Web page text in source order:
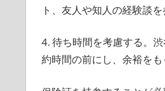
ト、友人や知人の経験談
4. 待ち時間を考慮する。
約時間の前にし、余裕を